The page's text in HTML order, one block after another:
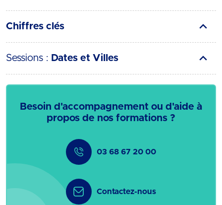
Chiffres clés
Sessions : Dates et Villes
Besoin d'accompagnement ou d'aide à
propos de nos formations ?
03 68 67 20 00
Contactez-nous